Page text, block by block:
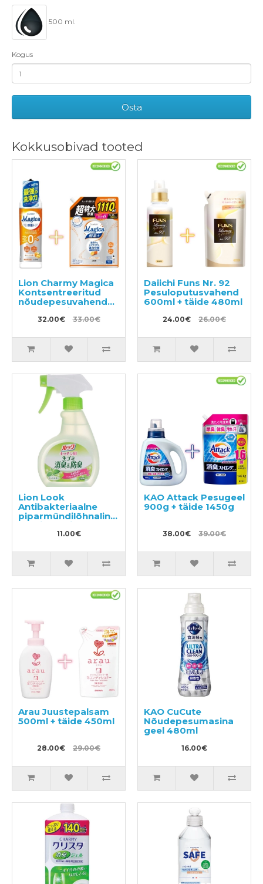
500 ml.
Kogus
Osta
Kokkusobivad tooted
Lion Charmy Magica
Kontsentreeritud
nõudepesuvahend
220ml + täide 1110ml
32.00€ 33.00€
Daiichi Funs Nr. 92
Pesuloputusvahend
600ml + täide 480ml
24.00€ 26.00€
Lion Look
Antibakteriaalne
piparmündilõhnaline
sprei köögi
puhastamiseks
11.00€
KAO Attack Pesugeel
900g + täide 1450g
38.00€ 39.00€
Arau Juustepalsam
500ml + täide 450ml
28.00€ 29.00€
KAO CuCute
Nõudepesumasina
geel 480ml
16.00€